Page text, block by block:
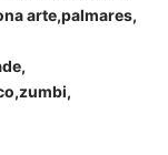
arte palmares
zumbi